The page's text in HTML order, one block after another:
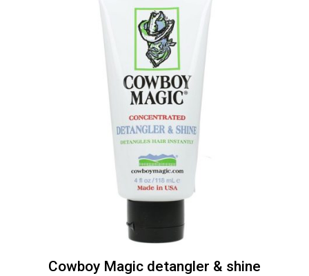
Cowboy Magic detangler & shine